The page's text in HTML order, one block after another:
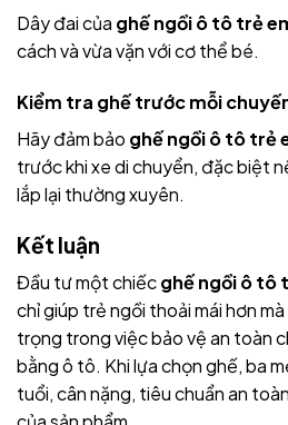
Dây đai của ghế ngồi ô tô trẻ
cách và vừa vặn với cơ thể bé.
Kiểm tra ghế trước mỗi
Hãy đảm bảo ghế ngồi ô tô trẻ
trước khi xe di chuyển, đặc biệt
lắp lại thường xuyên.
Kết luận
Đầu tư một chiếcghế ngồi ô tô
chỉ giúp trẻ ngồi thoải mái hơn
trọng trong việc bảo vệ an toàn
bằng ô tô. Khi lựa chọn ghế, ba
tuổi, cân nặng, tiêu chuẩn an